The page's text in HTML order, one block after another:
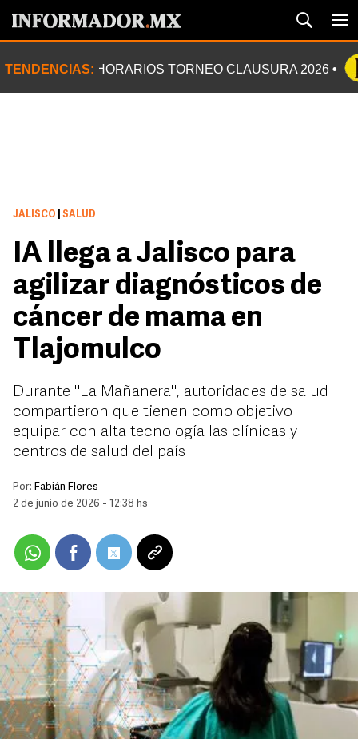
TENDENCIAS: HORARIOS TORNEO CLAUSURA 2026
JALISCO SALUD
IA llega a Jalisco para
agilizar diagnósticos de
cáncer de mama en
Tlajomulco
Durante "La Mañanera", autoridades de salud
compartieron que tienen como objetivo
equipar con alta tecnología las clínicas y
centros de salud del país
Por: Fabián Flores
2 de junio de 2026 - 12:38 hs